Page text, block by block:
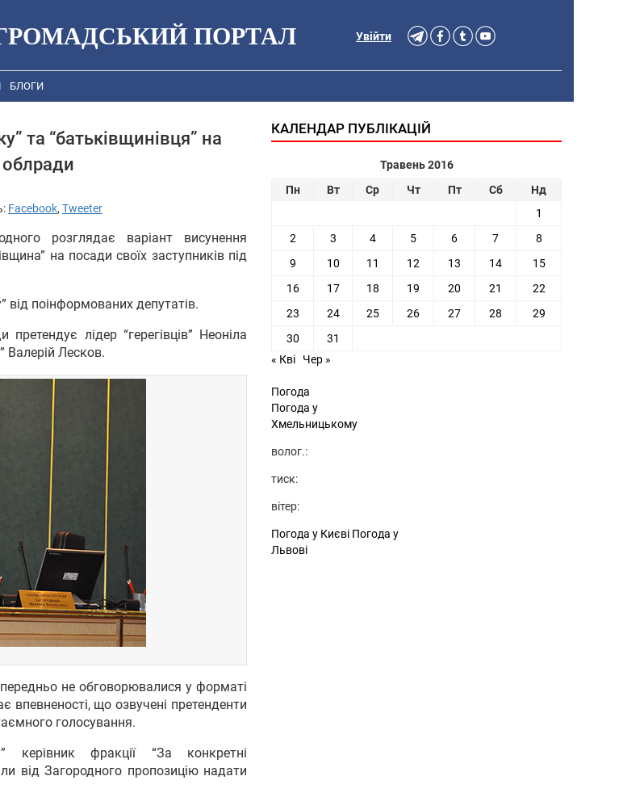
ПОРТАЛ Увійти
БЛОГИ
та “батьківщинівця” на
Facebook, Tweeter
розглядає варіант висунення
на посади своїх заступників під
поінформованих депутатів.
лідер “герегівців” Неоніла
Валерій Лесков.
не обговорювалися у форматі
впевненості, що озвучені претенденти
голосування.
керівник фракції “За конкретні
від Загородного пропозицію надати
КАЛЕНДАР ПУБЛІКАЦІЙ
Травень 2016
Пн
Вт Ср Чт Пт Сб
Нд
1
2
3 4 5 6 7
8
9
10 11 12 13 14
15
16
17 18 19 20 21
22
23
24 25 26 27 28
29
30
31
« Кві
Чер »
Погода
Погода у
Хмельницькому
волог.:
тиск:
вітер:
Погода у Києві Погода у
Львові